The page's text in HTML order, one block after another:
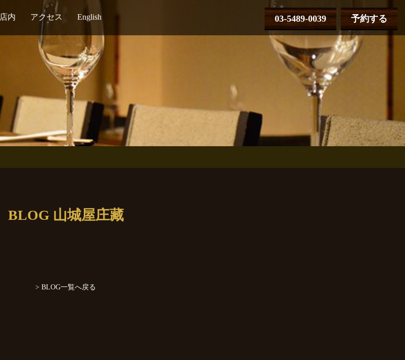
03-5489-0039 予約する
店内 アクセス English
BLOG 山城屋庄藏
> BLOG一覧へ戻る